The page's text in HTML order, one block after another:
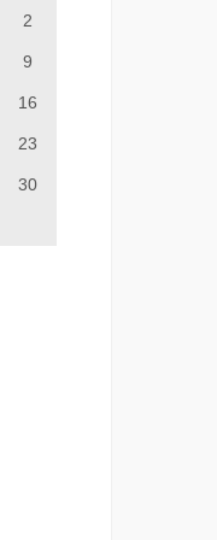
2
9
16
23
30